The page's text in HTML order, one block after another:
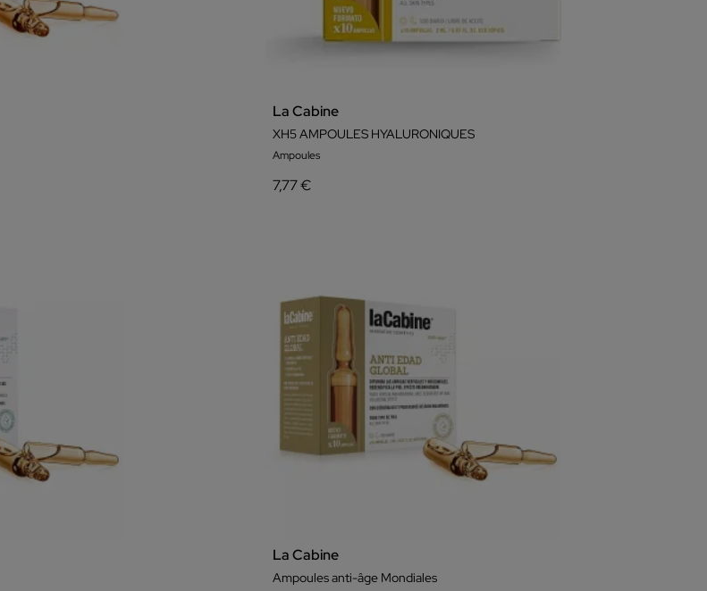
La Cabine
XH5 AMPOULES HYALURONIQUES
Ampoules
7,77 €
La Cabine
Ampoules anti-âge Mondiales